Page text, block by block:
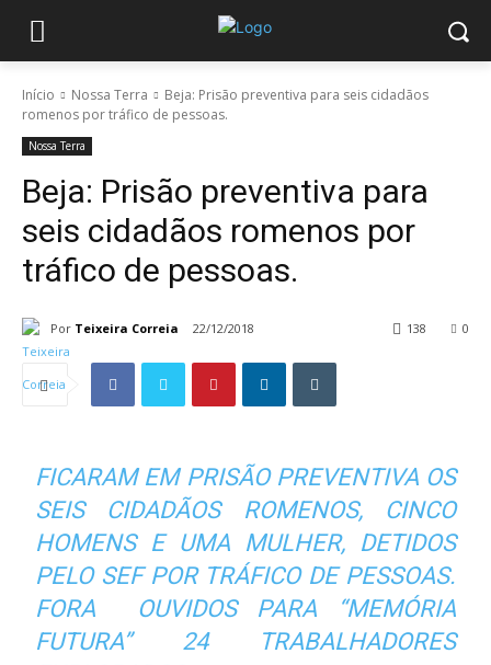
Início Nossa Terra
Beja: Prisão preventiva para seis cidadãos
romenos por tráfico de pessoas.
Nossa Terra
Beja: Prisão preventiva para
seis cidadãos romenos por
tráfico de pessoas.
Por Teixeira Correia 22/12/2018 0
138
FICARAM EM PRISÃO PREVENTIVA OS
SEIS CIDADÃOS ROMENOS, CINCO
HOMENS E UMA MULHER, DETIDOS
PELO SEF POR TRÁFICO DE PESSOAS.
FORA OUVIDOS PARA “MEMÓRIA
FUTURA” 24 TRABALHADORES